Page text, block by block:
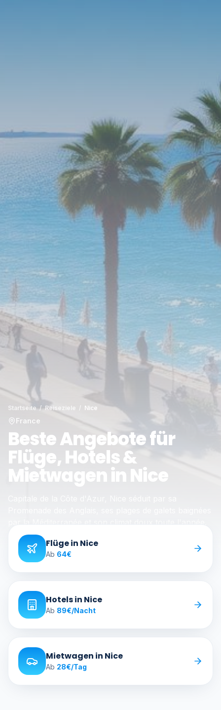
Startseite / Reiseziele / Nice
France
Beste Angebote für
Flüge, Hotels &
Mietwagen in Nice
Flüge in Nice
Ab 64€
Hotels in Nice
Ab 89€/Nacht
Mietwagen in Nice
Ab 28€/Tag